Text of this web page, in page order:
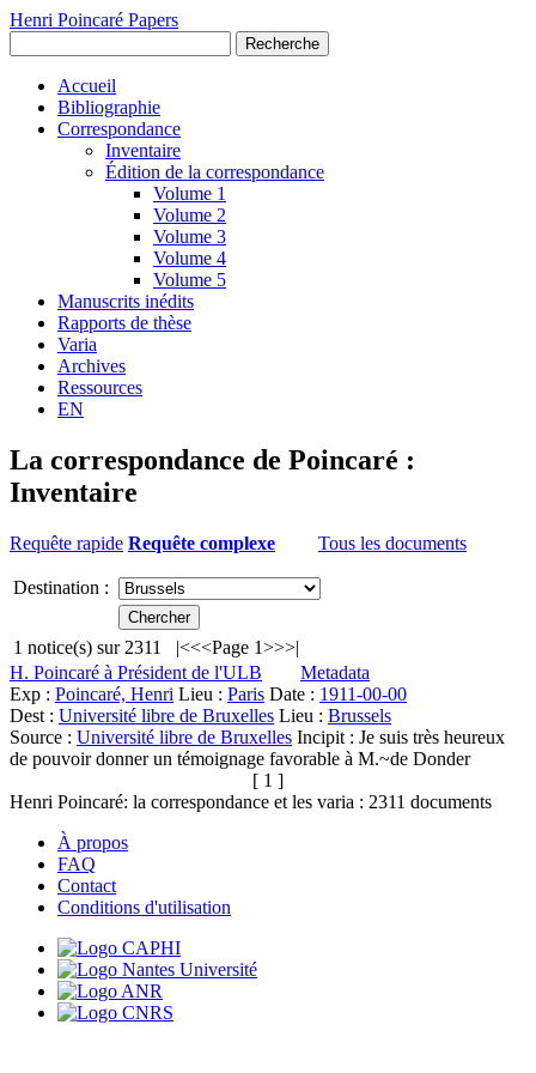
Henri Poincaré Papers
Recherche
Accueil
Bibliographie
Correspondance
Inventaire
Édition de la correspondance
Volume 1
Volume 2
Volume 3
Volume 4
Volume 5
Manuscrits inédits
Rapports de thèse
Varia
Archives
Ressources
EN
La correspondance de Poincaré :
Inventaire
Requête rapide Requête complexe Tous les documents
Destination :
1 notice(s) sur 2311 |<<<Page 1>>>|
H. Poincaré à Président de l'ULB
Metadata
Exp : Poincaré, Henri Lieu : Paris Date : 1911-00-00
Dest : Université libre de Bruxelles Lieu : Brussels
Source : Université libre de Bruxelles Incipit : Je suis très heureux
de pouvoir donner un témoignage favorable à M.~de Donder
[ 1 ]
Henri Poincaré: la correspondance et les varia : 2311 documents
À propos
FAQ
Contact
Conditions d'utilisation